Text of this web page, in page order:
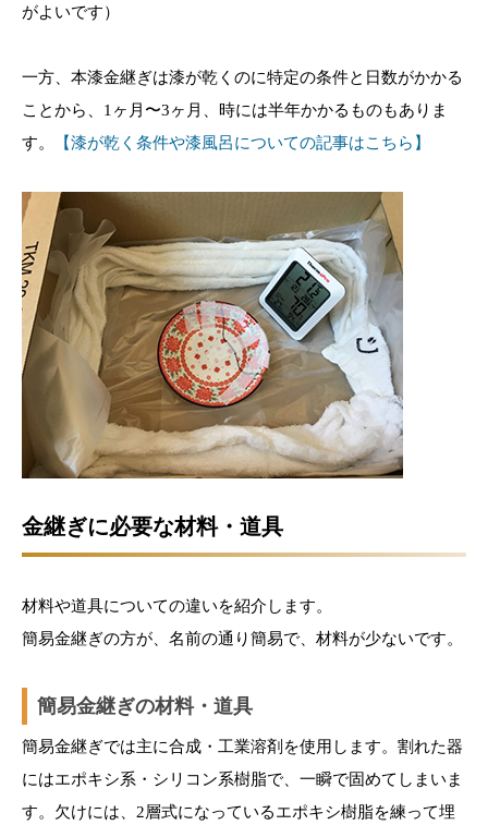
がよいです）
一方、本漆金継ぎは漆が乾くのに特定の条件と日数がかかる
ことから、1ヶ月〜3ヶ月、時には半年かかるものもありま
す。
【漆が乾く条件や漆風呂についての記事はこちら】
金継ぎに必要な材料・道具
材料や道具についての違いを紹介します。
簡易金継ぎの方が、名前の通り簡易で、材料が少ないです。
簡易金継ぎの材料・道具
簡易金継ぎでは主に合成・工業溶剤を使用します。割れた器
にはエポキシ系・シリコン系樹脂で、一瞬で固めてしまいま
す。欠けには、2層式になっているエポキシ樹脂を練って埋